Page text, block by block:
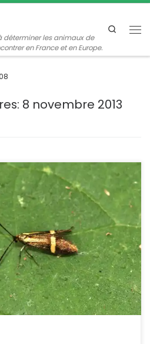
déterminer les animaux de
en France et en Europe.
Search
8 novembre 2013
en forêt, il est fréquent de
Les mâles constituent des
haut dans un rayon de soleil pour
degeerella (ex-Adela degeerella)
Lépidoptère Famille des
= qui ne se montre […]